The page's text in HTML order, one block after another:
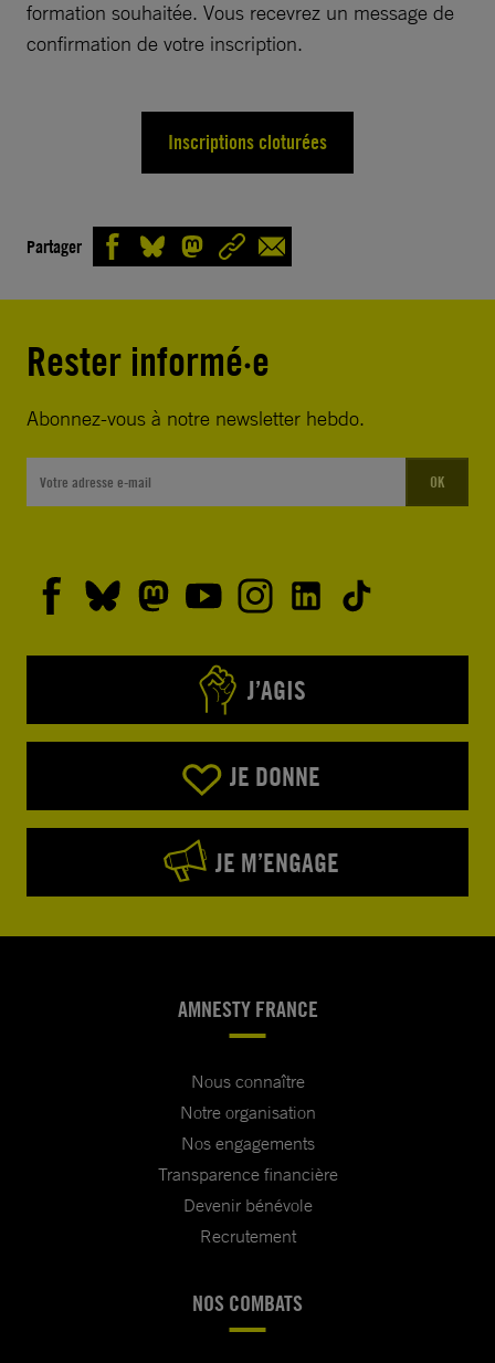
formation souhaitée. Vous recevrez un message de
confirmation de votre inscription.
Inscriptions cloturées
Partager
Rester informé·e
Abonnez-vous à notre newsletter hebdo.
OK
J’AGIS
JE DONNE
JE M’ENGAGE
AMNESTY FRANCE
Nous connaître
Notre organisation
Nos engagements
Transparence financière
Devenir bénévole
Recrutement
NOS COMBATS